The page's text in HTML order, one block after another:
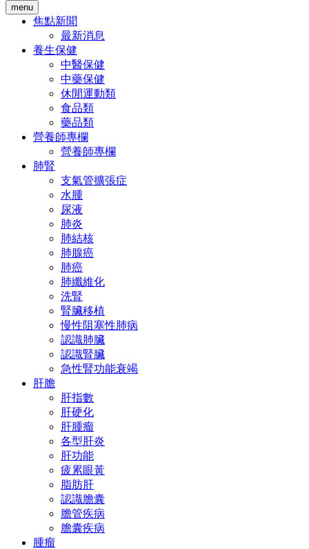
menu
焦點新聞
最新消息
養生保健
中醫保健
中藥保健
休閒運動類
食品類
藥品類
營養師專欄
營養師專欄
肺腎
支氣管擴張症
水腫
尿液
肺炎
肺結核
肺腺癌
肺癌
肺纖維化
洗腎
腎臟移植
慢性阻塞性肺病
認識肺臟
認識腎臟
急性腎功能衰竭
肝膽
肝指數
肝硬化
肝腫瘤
各型肝炎
肝功能
疲累眼黃
脂肪肝
認識膽囊
膽管疾病
膽囊疾病
腫瘤